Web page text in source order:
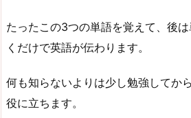
たったこの3つの単語を覚えて、後
くだけで英語が伝わります。
何も知らないよりは少し勉強してか
役に立ちます。